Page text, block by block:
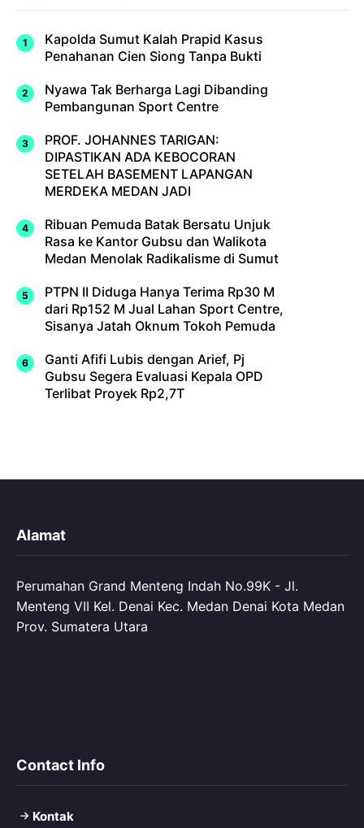
Kapolda Sumut Kalah Prapid Kasus
Penahanan Cien Siong Tanpa Bukti
Nyawa Tak Berharga Lagi Dibanding
Pembangunan Sport Centre
PROF. JOHANNES TARIGAN:
DIPASTIKAN ADA KEBOCORAN
SETELAH BASEMENT LAPANGAN
MERDEKA MEDAN JADI
Ribuan Pemuda Batak Bersatu Unjuk
Rasa ke Kantor Gubsu dan Walikota
Medan Menolak Radikalisme di Sumut
PTPN II Diduga Hanya Terima Rp30 M
dari Rp152 M Jual Lahan Sport Centre,
Sisanya Jatah Oknum Tokoh Pemuda
Ganti Afifi Lubis dengan Arief, Pj
Gubsu Segera Evaluasi Kepala OPD
Terlibat Proyek Rp2,7T
Alamat
Perumahan Grand Menteng Indah No.99K - Jl.
Menteng VII Kel. Denai Kec. Medan Denai Kota Medan
Prov. Sumatera Utara
Contact Info
Kontak